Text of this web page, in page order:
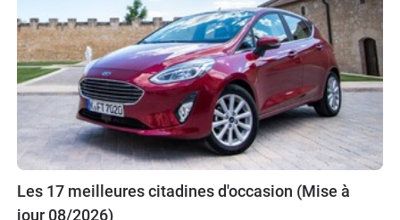
Les 17 meilleures citadines d'occasion (Mise à
jour 08/2026)